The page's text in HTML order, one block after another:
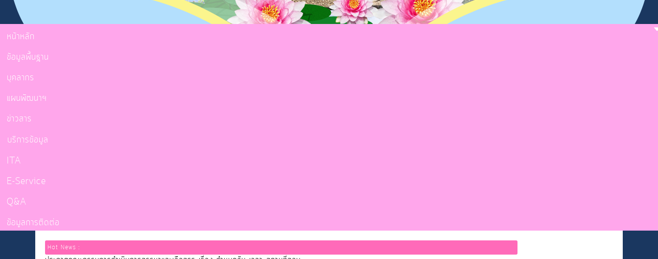
หน้าหลัก
ข้อมูลพื้นฐาน
บุคลากร
แผนพัฒนาฯ
ข่าวสาร
บริการข้อมูล
ITA
E-Service
Q&A
ข้อมูลการติดต่อ
Hot News :